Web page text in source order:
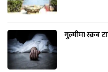
गुल्मीमा स्क्रब